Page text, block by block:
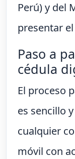
Perú) y del
presentar
Paso a
cédula
El proceso
es sencillo
cualquier
móvil con